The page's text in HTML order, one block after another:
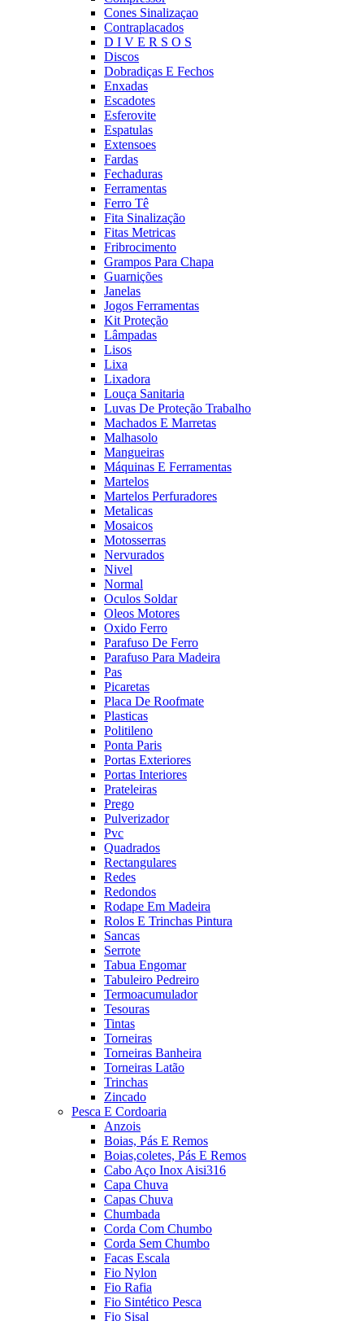
Cones Sinalizaçao
Contraplacados
D I V E R S O S
Discos
Dobradiças E Fechos
Enxadas
Escadotes
Esferovite
Espatulas
Extensoes
Fardas
Fechaduras
Ferramentas
Ferro Tê
Fita Sinalização
Fitas Metricas
Fribrocimento
Grampos Para Chapa
Guarnições
Janelas
Jogos Ferramentas
Kit Proteção
Lâmpadas
Lisos
Lixa
Lixadora
Louça Sanitaria
Luvas De Proteção Trabalho
Machados E Marretas
Malhasolo
Mangueiras
Máquinas E Ferramentas
Martelos
Martelos Perfuradores
Metalicas
Mosaicos
Motosserras
Nervurados
Nivel
Normal
Oculos Soldar
Oleos Motores
Oxido Ferro
Parafuso De Ferro
Parafuso Para Madeira
Pas
Picaretas
Placa De Roofmate
Plasticas
Politileno
Ponta Paris
Portas Exteriores
Portas Interiores
Prateleiras
Prego
Pulverizador
Pvc
Quadrados
Rectangulares
Redes
Redondos
Rodape Em Madeira
Rolos E Trinchas Pintura
Sancas
Serrote
Tabua Engomar
Tabuleiro Pedreiro
Termoacumulador
Tesouras
Tintas
Torneiras
Torneiras Banheira
Torneiras Latão
Trinchas
Zincado
Pesca E Cordoaria
Anzois
Boias, Pás E Remos
Boias,coletes, Pás E Remos
Cabo Aço Inox Aisi316
Capa Chuva
Capas Chuva
Chumbada
Corda Com Chumbo
Corda Sem Chumbo
Facas Escala
Fio Nylon
Fio Rafia
Fio Sintético Pesca
Fio Sisal